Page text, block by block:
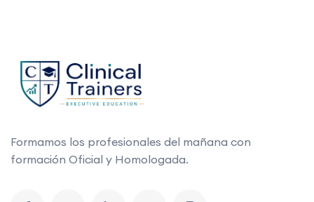
Formamos los profesionales del mañana con
formación Oficial y Homologada.